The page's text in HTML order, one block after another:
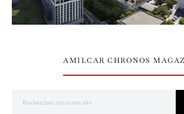
AMILCAR CHRONOS